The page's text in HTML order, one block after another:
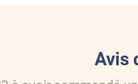
Avis